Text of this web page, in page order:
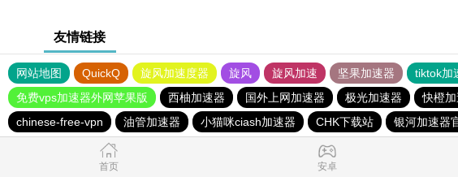
友情链接
网站地图 QuickQ 旋风加速度器 旋风 旋风加速 坚果加速器 tiktok加
免费vps加速器外网苹果版
西柚加速器 国外上网加速器 极光加速器 快橙
chinese-free-vpn
油管加速器 小猫咪ciash加速器 CHK下载站 银河加速器
首页 安卓